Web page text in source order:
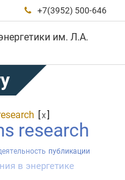
 +7(3952) 500-646
им. Л.А.
[x]
research
публикации
в энергетике